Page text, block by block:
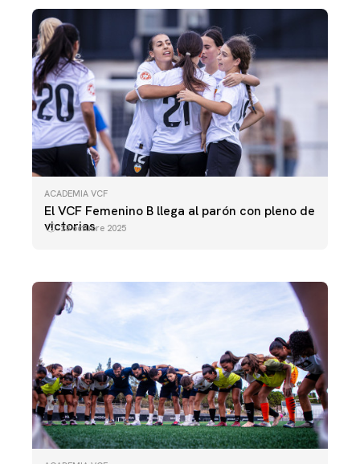
ACADEMIA VCF
El VCF Femenino B llega al parón con pleno de
victorias
23 octubre 2025
ACADEMIA VCF
VCF FEMENINO B - TAVERNES BLANQUES CF A